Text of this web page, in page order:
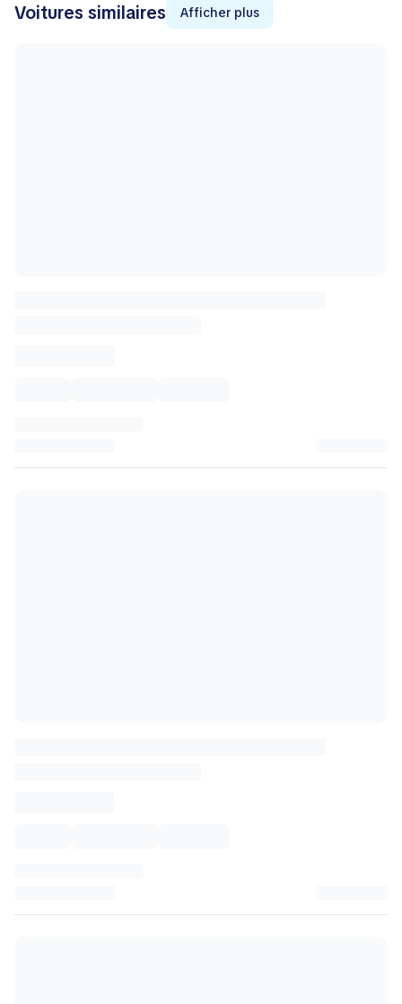
Voitures similaires Afficher plus